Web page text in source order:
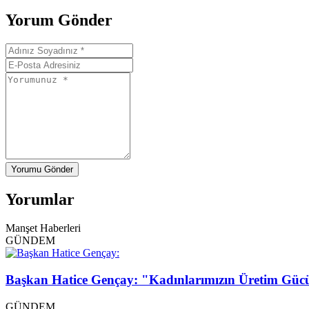
Yorum Gönder
Yorumu Gönder
Yorumlar
Manşet Haberleri
GÜNDEM
Başkan Hatice Gençay: "Kadınlarımızın Üretim
GÜNDEM